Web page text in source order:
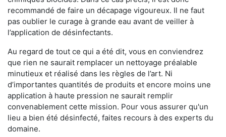
recommandé de faire un décapage vigoureux. Il ne faut
pas oublier le curage à grande eau avant de veiller à
l’application de désinfectants.
Au regard de tout ce qui a été dit, vous en conviendrez
que rien ne saurait remplacer un nettoyage préalable
minutieux et réalisé dans les règles de l’art. Ni
d’importantes quantités de produits et encore moins une
application à haute pression ne saurait remplir
convenablement cette mission. Pour vous assurer qu'un
lieu a bien été désinfecté, faites recours à des experts du
domaine.